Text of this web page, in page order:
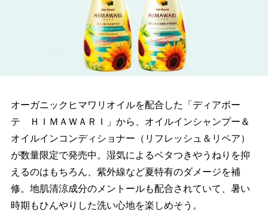
オーガニックヒマワリオイルを配合した「ディアボー
テ ＨＩＭＡＷＡＲＩ」から、オイルインシャンプー＆
オイルインコンディショナー（リフレッシュ＆リペア）
が数量限定で発売中。湿気によるベタつきやうねりを抑
えるのはもちろん、紫外線など夏特有のダメージを補
修。地肌清涼成分のメントールも配合されていて、暑い
時期もひんやりした洗い心地を楽しめそう。